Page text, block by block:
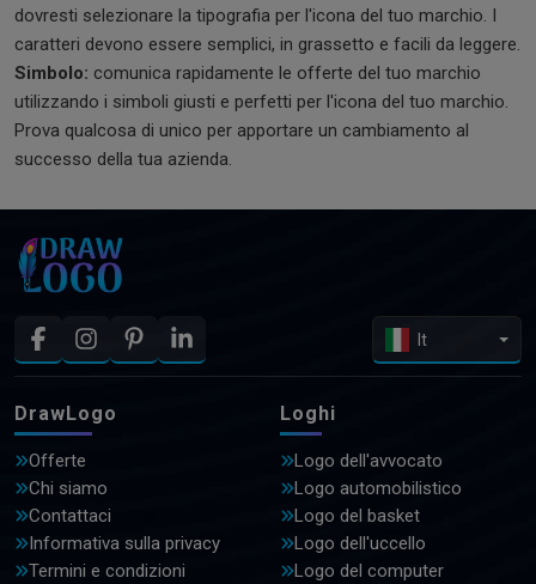
dovresti selezionare la tipografia per l'icona del tuo marchio. I
caratteri devono essere semplici, in grassetto e facili da leggere.
Simbolo: comunica rapidamente le offerte del tuo marchio
utilizzando i simboli giusti e perfetti per l'icona del tuo marchio.
Prova qualcosa di unico per apportare un cambiamento al
successo della tua azienda.
It
DrawLogo
Offerte
Chi siamo
Contattaci
Informativa sulla privacy
Termini e condizioni
Loghi
Logo dell'avvocato
Logo automobilistico
Logo del basket
Logo dell'uccello
Logo del computer